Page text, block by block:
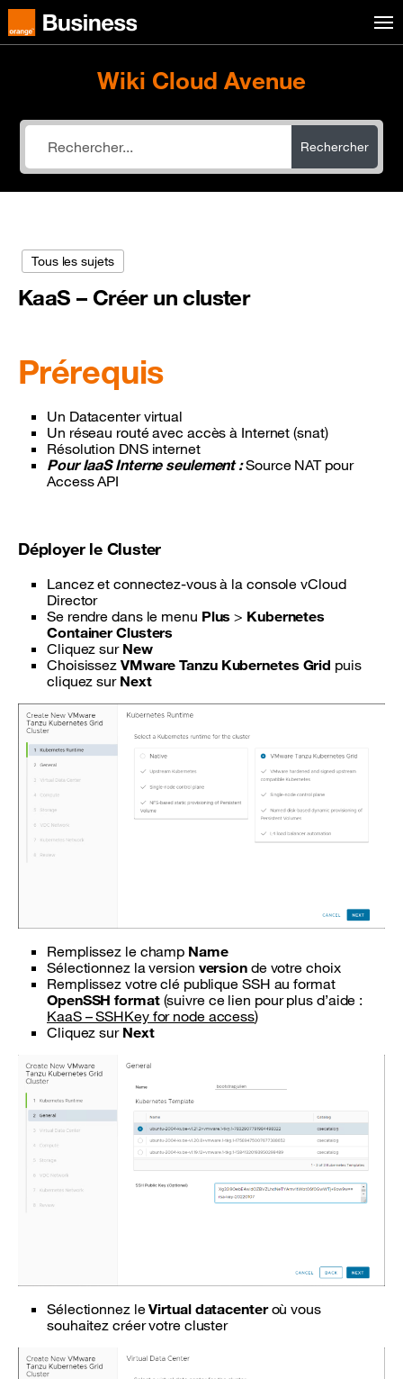
Aller au menu
Orange Business
Wiki Cloud Avenue
Rechercher
Tous les sujets
KaaS – Créer un cluster
Prérequis
Un Datacenter virtual
Un réseau routé avec accès à Internet (snat)
Résolution DNS internet
Pour IaaS Interne seulement :Source NAT pour
Access API
Déployer le Cluster
Lancez et connectez-vous à la console vCloud
Director
Se rendre dans le menu Plus > Kubernetes
Container Clusters
Cliquez sur New
Choisissez VMware Tanzu Kubernetes Grid puis
cliquez sur Next
Remplissez le champ Name
Sélectionnez la version versionde votre choix
Remplissez votre clé publique SSH au format
OpenSSH format(suivre ce lien pour plus d’aide :
KaaS – SSHKey for node access)
Cliquez sur Next
Sélectionnez leVirtual datacenteroù vous
souhaitez créer votre cluster